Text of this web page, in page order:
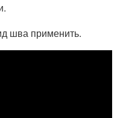
шва применить.